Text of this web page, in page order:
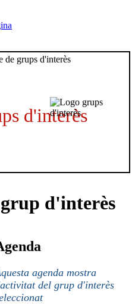
d'interès
d'interès
agenda mostra
del grup d'interès